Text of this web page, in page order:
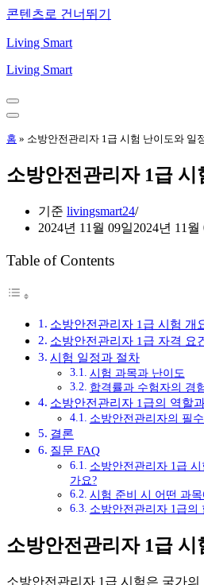
콘텐츠로 건너뛰기
Living Smart
Living Smart
내
비
게
션
메
내
비
이
션
홈 » 소방안전관리자 1급 시험 난이도와 일
소방안전관리자 1급 시
기준 livingsmart24
2024년 11월 09일2024년 11월
Table of Contents
소방안전관리자 1급 시험 개
소방안전관리자 1급 자격 요
시험 일정과 절차
시험 과목과 난이도
합격률과 수험자의 경
소방안전관리자 1급의 역할
소방안전관리자의 필
결론
질문 FAQ
소방안전관리자 1급
가요?
시험 준비 시 어떤 과
소방안전관리자 1급의
소방안전관리자 1급 시
소방안전관리자 1급 시험은 국가